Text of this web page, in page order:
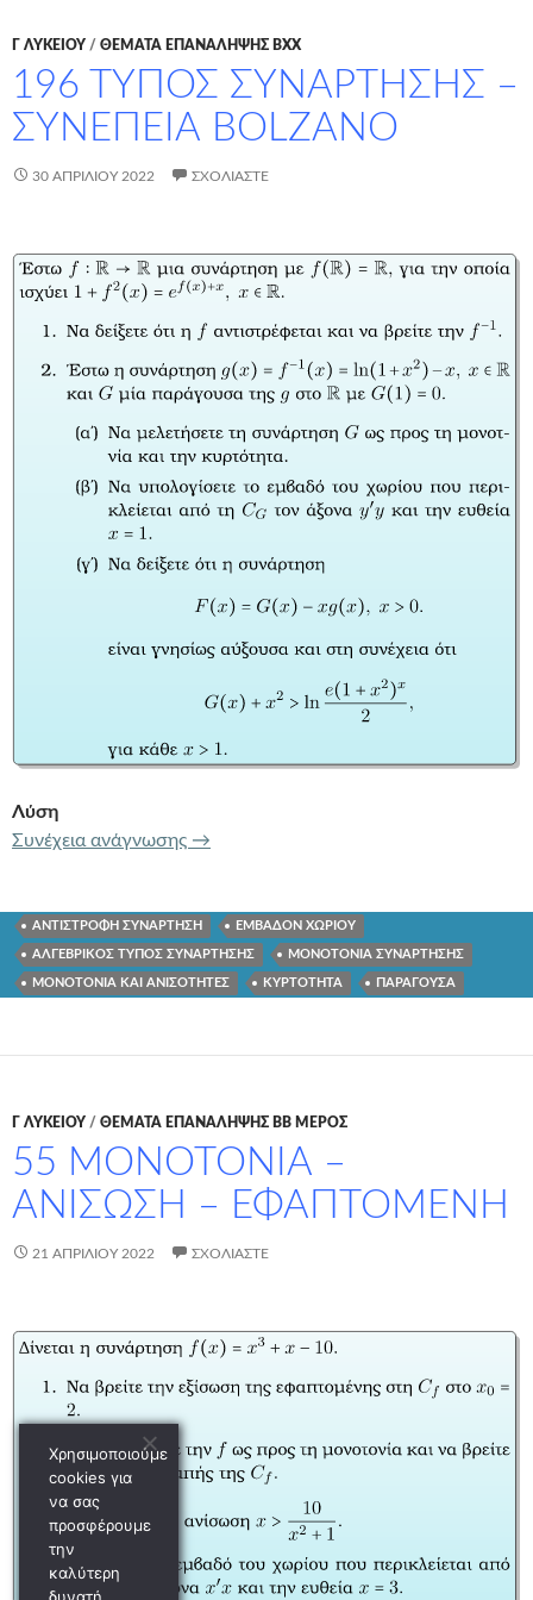
Γ ΛΥΚΕΊΟΥ / ΘΕΜΑΤΑ ΕΠΑΝΑΛΗΨΗΣ ΒΧΧ
196 ΤΥΠΟΣ ΣΥΝΑΡΤΗΣΗΣ –
ΣΥΝΕΠΕΙΑ BOLZANO
30 ΑΠΡΙΛΊΟΥ 2022 ΣΧΟΛΙΆΣΤΕ
Λύση
Συνέχεια ανάγνωσης 196 ΤΥΠΟΣ ΣΥΝΑΡΤΗΣΗΣ – ΣΥΝΕΠΕΙΑ
→
ΑΝΤΙΣΤΡΟΦΗ ΣΥΝΑΡΤΗΣΗ ΕΜΒΑΔΟΝ ΧΩΡΙΟΥ
ΑΛΓΕΒΡΙΚΟΣ ΤΥΠΟΣ ΣΥΝΑΡΤΗΣΗΣ ΜΟΝΟΤΟΝΙΑ ΣΥΝΑΡΤΗΣΗΣ
ΜΟΝΟΤΟΝΙΑ ΚΑΙ ΑΝΙΣΟΤΗΤΕΣ ΚΥΡΤΟΤΗΤΑ ΠΑΡΑΓΟΥΣΑ
Γ ΛΥΚΕΊΟΥ / ΘΕΜΑΤΑ ΕΠΑΝΑΛΗΨΗΣ ΒΒ ΜΕΡΟΣ
55 ΜΟΝΟΤΟΝΙΑ –
ΑΝΙΣΩΣΗ – ΕΦΑΠΤΟΜΕΝΗ
21 ΑΠΡΙΛΊΟΥ 2022 ΣΧΟΛΙΆΣΤΕ
Χρησιμοποιούμε
cookies για
να σας
προσφέρουμε
την
καλύτερη
δυνατή